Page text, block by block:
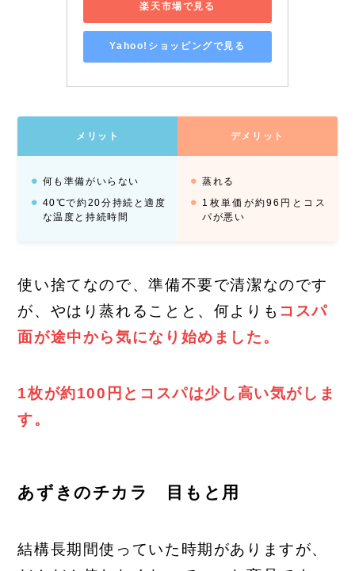
楽天市場で見る
Yahoo!ショッピングで見る
メリット デメリット
何も準備がいらない
40℃で約20分持続と適度
な温度と持続時間
蒸れる
1枚単価が約96円とコス
パが悪い
使い捨てなので、準備不要で清潔なのです
が、やはり蒸れることと、何よりも コスパ
面が途中から気になり始めました。
1枚が約100円とコスパは少し高い気がしま
す。
あずきのチカラ 目もと用
結構長期間使っていた時期がありますが、